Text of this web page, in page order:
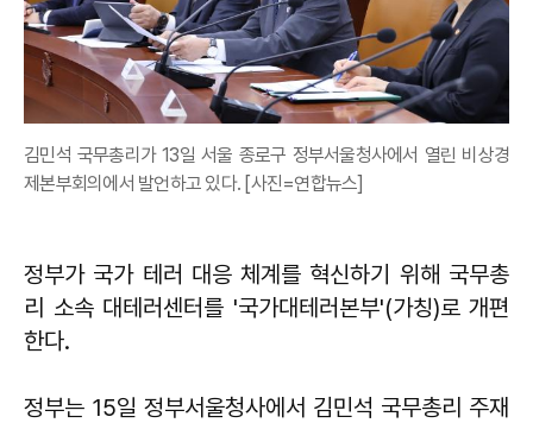
김민석 국무총리가 13일 서울 종로구 정부서울청사에서 열린 비상경
제본부회의에서 발언하고 있다. [사진=연합뉴스]
정부가 국가 테러 대응 체계를 혁신하기 위해 국무총
리 소속 대테러센터를 '국가대테러본부'(가칭)로 개편
한다.
정부는 15일 정부서울청사에서 김민석 국무총리 주재